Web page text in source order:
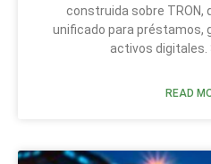
construida sobre TRON,
unificado para préstamos,
activos
READ